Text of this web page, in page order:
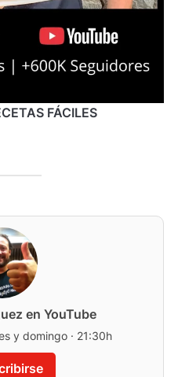
FÁCILES
en YouTube
y domingo · 21:30h